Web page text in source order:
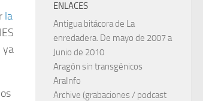
la
ya
ENLACES
Antigua bitácora de La
enredadera. De mayo de 2007 a
Junio de 2010
Aragón sin transgénicos
AraInfo
Archive (grabaciones / podcast